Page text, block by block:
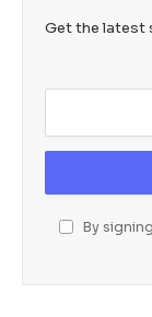
Get the latest
By